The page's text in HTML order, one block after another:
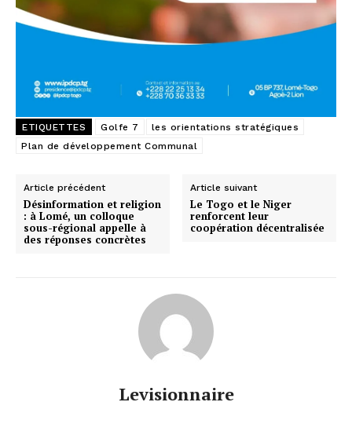
ETIQUETTES Golfe 7
les orientations stratégiques
Plan de développement Communal
Article précédent
Désinformation et religion
: à Lomé, un colloque
sous-régional appelle à
des réponses concrètes
Article suivant
Le Togo et le Niger
renforcent leur
coopération décentralisée
Levisionnaire